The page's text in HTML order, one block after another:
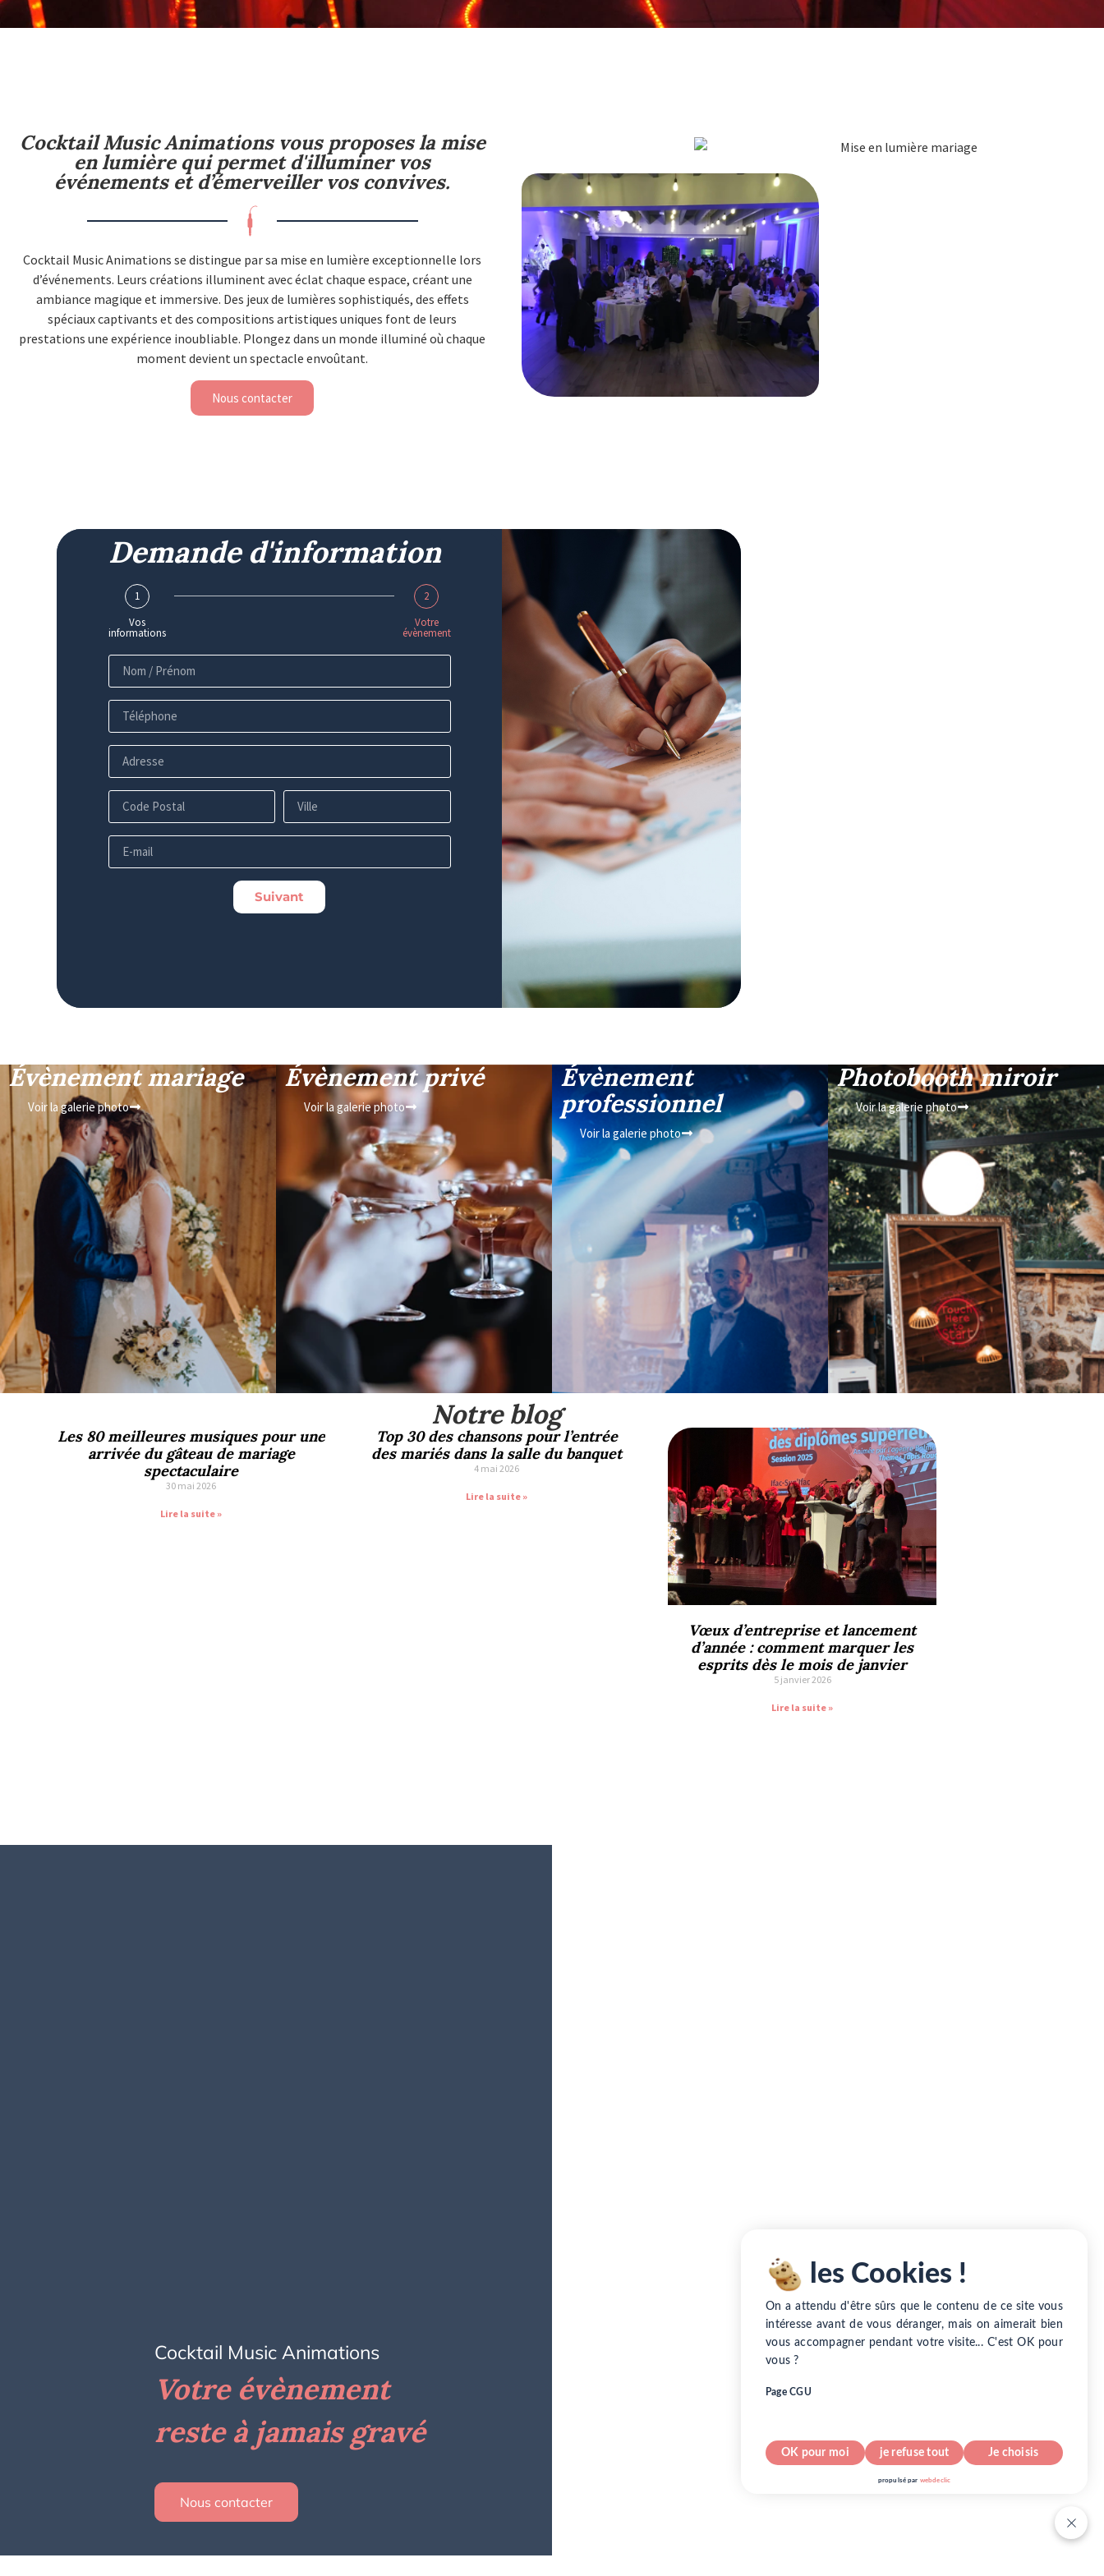
Cocktail Music Animations vous proposes la mise
en lumière qui permet d'illuminer vos
événements et d’émerveiller vos convives.
Cocktail Music Animations se distingue par sa mise en lumière exceptionnelle lors
d’événements. Leurs créations illuminent avec éclat chaque espace, créant une
ambiance magique et immersive. Des jeux de lumières sophistiqués, des effets
spéciaux captivants et des compositions artistiques uniques font de leurs
prestations une expérience inoubliable. Plongez dans un monde illuminé où chaque
moment devient un spectacle envoûtant.
Nous contacter
Demande d'information
1
Vos
informations
2
Votre
évènement
Suivant
Évènement mariage
Voir la galerie photo
Évènement privé
Voir la galerie photo
Évènement
professionnel
Voir la galerie photo
Photobooth miroir
Voir la galerie photo
Notre blog
Les 80 meilleures musiques pour une
arrivée du gâteau de mariage
spectaculaire
30 mai 2026
Lire la suite »
Top 30 des chansons pour l’entrée
des mariés dans la salle du banquet
4 mai 2026
Lire la suite »
Vœux d’entreprise et lancement
d’année : comment marquer les
esprits dès le mois de janvier
5 janvier 2026
Lire la suite »
Cocktail Music Animations
Votre évènement
reste à jamais gravé
Nous contacter
les Cookies !
On a attendu d'être sûrs que le contenu de ce site vous
intéresse avant de vous déranger, mais on aimerait bien
vous accompagner pendant votre visite... C'est OK pour
vous ?
Page CGU
OK pour moi je refuse tout Je choisis
propulsé par webdeclic
pour info...